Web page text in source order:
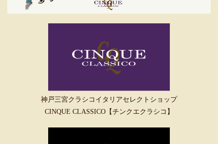
神戸三宮クラシコイタリアセレクトショップ
CINQUE CLASSICO【チンクエクラシコ】